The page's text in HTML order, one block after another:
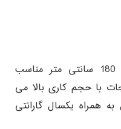
اره استخوان بر براکس با تیغه 180 سانتی متر مناسب
با حجم کاری بالا می
همراه یکسال گارانتی